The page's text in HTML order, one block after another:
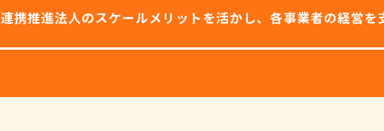
連携推進法人のスケールメリットを活かし、各事業者の経営を